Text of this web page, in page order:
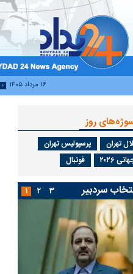
۱۶ مرداد ۱۴۰۵
روز
تهران
پرسپولیس تهران
۲۰۲۶
فوتبال
سردبیر ۱ ۲ ۳